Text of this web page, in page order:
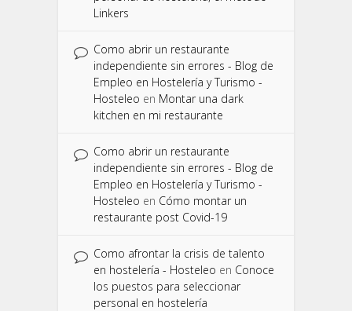
Linkers
Como abrir un restaurante
independiente sin errores - Blog de
Empleo en Hostelería y Turismo -
Hosteleo en Montar una dark
kitchen en mi restaurante
Como abrir un restaurante
independiente sin errores - Blog de
Empleo en Hostelería y Turismo -
Hosteleo en Cómo montar un
restaurante post Covid-19
Como afrontar la crisis de talento
en hostelería - Hosteleo en Conoce
los puestos para seleccionar
personal en hostelería